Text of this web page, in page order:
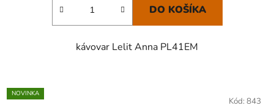
DO KOŠÍKA
kávovar Lelit Anna PL41EM
NOVINKA
Kód: 843